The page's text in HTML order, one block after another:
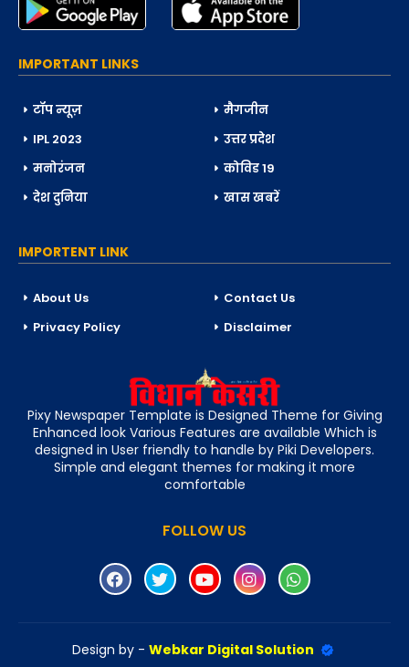
IMPORTANT LINKS
टॉप न्यूज़
मैगजीन
IPL 2023
उत्तर प्रदेश
मनोरंजन
कोविड 19
देश दुनिया
खास खबरें
IMPORTENT LINK
About Us
Contact Us
Privacy Policy
Disclaimer
Pixy Newspaper Template is Designed Theme for Giving
Enhanced look Various Features are available Which is
designed in User friendly to handle by Piki Developers.
Simple and elegant themes for making it more
comfortable
FOLLOW US
Design by - Webkar Digital Solution